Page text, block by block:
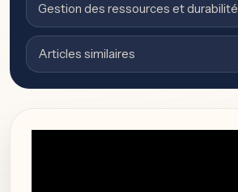
Gestion des ressources et durabilité
Articles similaires